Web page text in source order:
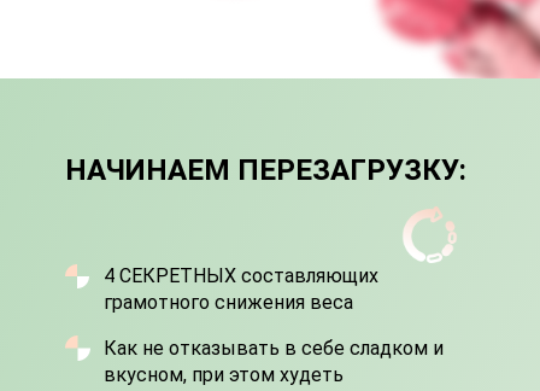
НАЧИНАЕМ ПЕРЕЗАГРУЗКУ:
4 СЕКРЕТНЫХ составляющих
грамотного снижения веса
Как не отказывать в себе сладком и
вкусном, при этом худеть